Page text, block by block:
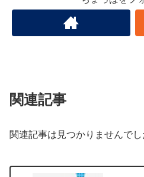
関連記事
関連記事は見つかりませんでし